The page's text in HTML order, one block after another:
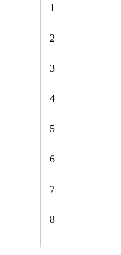
1
2
3
4
5
6
7
8